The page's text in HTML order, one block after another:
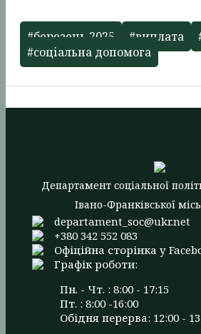
#березень 2025 #виплата
#соціальна допомога
Департамент соціальної
Івано-Франківської
departament_soc@ukr.net
+380 342 552 083
Офіційна сторінка у
Графік роботи:
Пн. - Чт. : 8:00 - 17:15
Пт. : 8:00 -16:00
Обідня перерва: 12:00 -